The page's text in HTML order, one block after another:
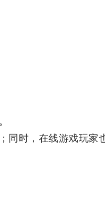
时，在线游戏玩家